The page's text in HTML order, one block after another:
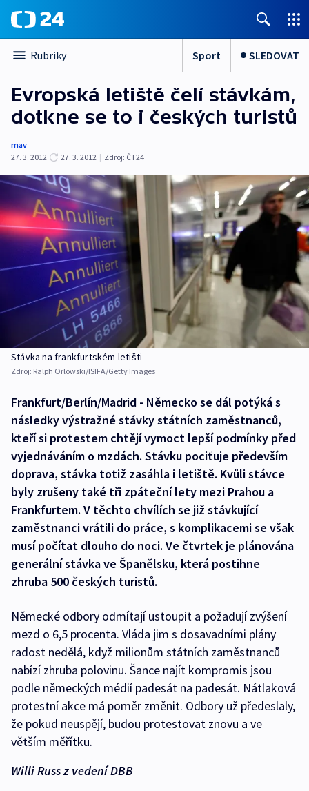
Rubriky Sport SLEDOVAT
Evropská letiště čelí stávkám,
dotkne se to i českých turistů
mav
27. 3. 2012
27. 3. 2012 | Zdroj: ČT24
Stávka na frankfurtském letišti
Zdroj: Ralph Orlowski/ISIFA/Getty Images
Frankfurt/Berlín/Madrid - Německo se dál potýká s
následky výstražné stávky státních zaměstnanců,
kteří si protestem chtějí vymoct lepší podmínky před
vyjednáváním o mzdách. Stávku pociťuje především
doprava, stávka totiž zasáhla i letiště. Kvůli stávce
byly zrušeny také tři zpáteční lety mezi Prahou a
Frankfurtem. V těchto chvílích se již stávkující
zaměstnanci vrátili do práce, s komplikacemi se však
musí počítat dlouho do noci. Ve čtvrtek je plánována
generální stávka ve Španělsku, která postihne
zhruba 500 českých turistů.
Německé odbory odmítají ustoupit a požadují zvýšení
mezd o 6,5 procenta. Vláda jim s dosavadními plány
radost nedělá, když milionům státních zaměstnanců
nabízí zhruba polovinu. Šance najít kompromis jsou
podle německých médií padesát na padesát. Nátlaková
protestní akce má poměr změnit. Odbory už předeslaly,
že pokud neuspějí, budou protestovat znovu a ve
větším měřítku.
Willi Russ z vedení DBB